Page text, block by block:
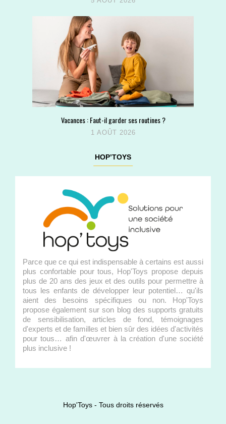
Vacances : Faut-il garder ses routines ?
1 AOÛT 2026
HOP’TOYS
Parce que ce qui est indispensable à certains est aussi
plus confortable pour tous, Hop'Toys propose depuis
plus de 20 ans des jeux et des outils pour permettre à
tous les enfants de développer leur potentiel… qu'ils
aient des besoins spécifiques ou non. Hop'Toys
propose également sur son blog des supports gratuits
de sensibilisation, articles de fond, témoignages
d'experts et de familles et bien sûr des idées d'activités
pour tous… afin d'œuvrer à la création d'une société
plus inclusive !
Hop'Toys - Tous droits réservés